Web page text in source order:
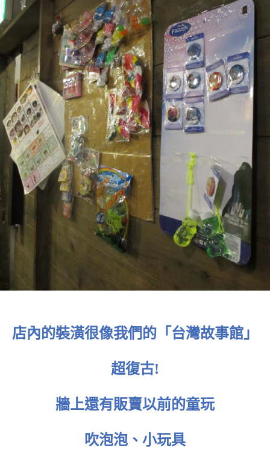
店內的裝潢很像我們的「台灣故事館」
超復古!
牆上還有販賣以前的童玩
吹泡泡、小玩具